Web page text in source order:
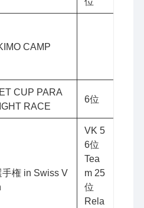
CAMP
CUP PARA
RACE
6位
手権 in Swiss V
VK 5
6位
Tea
m 25
位
Rela